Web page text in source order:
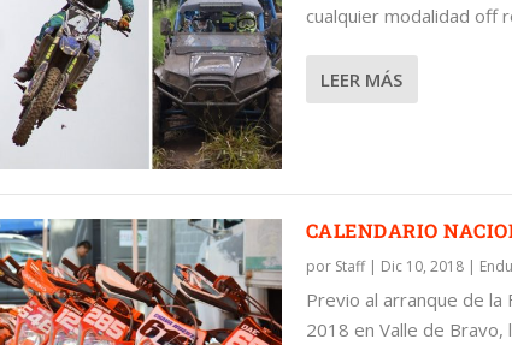
NACIONAL DE ENDURO 2019
cualquier modalidad off
LEER MÁS
CALENDARIO
por Staff| Dic 10, 2018|
Previo al arranque de la
2018 en Valle de Bravo,